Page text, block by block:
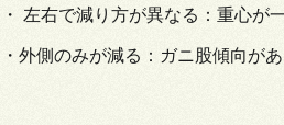
・ 左右で減り方が異なる：重心が
・外側のみが減る：ガニ股傾向が